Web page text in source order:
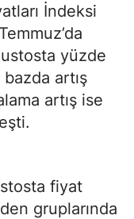
İndeksi
yüzde
artış
artış ise
fiyat
gruplarında